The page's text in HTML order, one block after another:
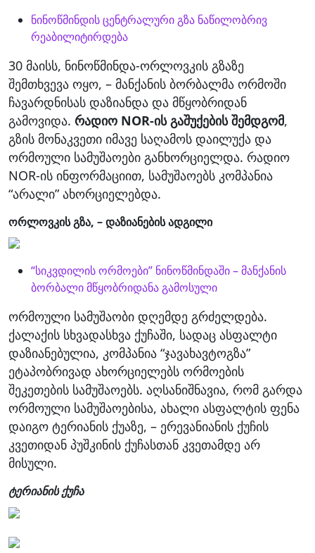
ნინოწმინდის ცენტრალური გზა ნაწილობრივ
რეაბილიტირდება
30 მაისს, ნინოწმინდა-ორლოვკის გზაზე
შემთხვევა ოყო, – მანქანის ბორბალმა ორმოში
ჩავარდნისას დაზიანდა და მწყობრიდან
გამოვიდა. რადიო NOR-ის გაშუქების შემდგომ,
გზის მონაკვეთი იმავე საღამოს დაილუქა და
ორმოული სამუშაოები განხორციელდა. რადიო
NOR-ის ინფორმაციით, სამუშაოებს კომპანია
“არალი” ახორციელებდა.
ორლოვკის გზა, – დაზიანების ადგილი
“სიკვდილის ორმოები” ნინოწმინდაში – მანქანის
ბორბალი მწყობრიდანა გამოსული
ორმოული სამუშაობი დღემდე გრძელდება.
ქალაქის სხვადასხვა ქუჩაში, სადაც ასფალტი
დაზიანებულია, კომპანია “ჯავახავტოგზა”
ეტაპობრივად ახორციელებს ორმოების
შეკეთების სამუშაოებს. აღსანიშნავია, რომ გარდა
ორმოული სამუშაოებისა, ახალი ასფალტის ფენა
დაიგო ტერიანის ქუაზე, – ერევანიანის ქუჩის
კვეთიდან პუშკინის ქუჩასთან კვეთამდე არ
მისული.
ტერიანის ქუჩა